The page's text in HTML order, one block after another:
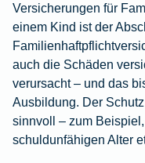
Versicherungen für
einem Kind ist der
auch die Schäden
verursacht – und das
Ausbildung. Der
sinnvoll – zum
schuldunfähigen Alter